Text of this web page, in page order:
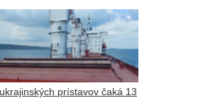
prístavov čaká 13